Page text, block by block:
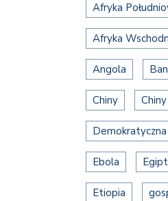
Afryka
Afryka
Angola
Chiny
Ebola Egipt
Etiopia